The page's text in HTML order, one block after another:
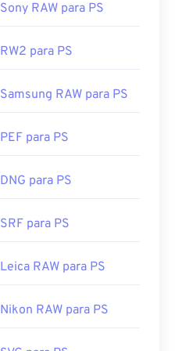
Sony RAW para PS
RW2 para PS
Samsung RAW para PS
PEF para PS
DNG para PS
SRF para PS
Leica RAW para PS
Nikon RAW para PS